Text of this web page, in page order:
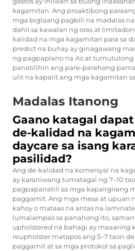
kagamitan. Ang proaktibong
mga biglaang pagbili na madalas
dahil sa kawalan ng oras at
kalidad na mga kagamitan para sa
predict na buhay ay ginagawang
ng pagpaplano na ito at tumutulong
panatilihin ang pare-parehong
ulit na kapalit ang mga kagamitan
Madalas Itanong
Gaano katagal
de-kalidad na
daycare sa isang
pasilidad?
Ang de-kalidad na komersyal na
ay karaniwang tumatagal ng 7–10
pagpapanatili sa mga kapaligirang
paggamit. Ang mga mesa at upuan
kahoy o mataas na antas na
lumalampas sa panahong ito,
upholstered na bahagi ay maaaring
reupholster matapos ang 5–7 taon
paggamit at sa mga protokol sa